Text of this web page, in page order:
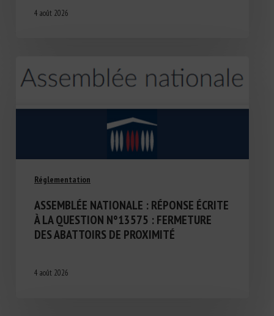
4 août 2026
Réglementation
ASSEMBLÉE NATIONALE : RÉPONSE ÉCRITE
À LA QUESTION N°13575 : FERMETURE
DES ABATTOIRS DE PROXIMITÉ
4 août 2026